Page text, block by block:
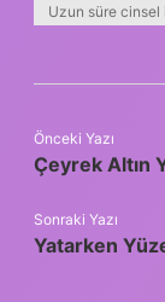
Uzun süre
Önceki Yazı
Çeyrek Altın
Sonraki Yazı
Yatarken